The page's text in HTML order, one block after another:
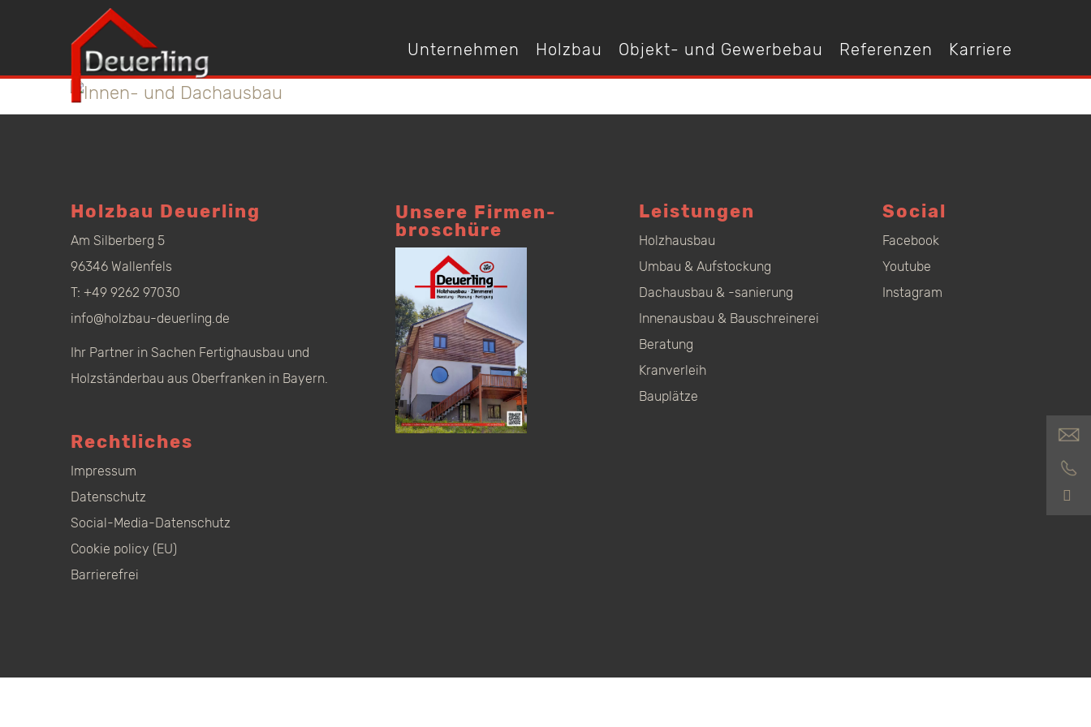
Unternehmen Holzbau Objekt- und Gewerbebau Referenzen Karriere
Holzbau Deuerling
Am Silberberg 5
96346 Wallenfels
T: +49 9262 97030
info@holzbau-deuerling.de
Ihr Partner in Sachen Fertighausbau und
Holzständerbau aus Oberfranken in Bayern.
Rechtliches
Impressum
Datenschutz
Social-Media-Datenschutz
Cookie policy (EU)
Barrierefrei
Unsere Firmen­
broschüre
Leistungen
Holzhausbau
Umbau & Aufstockung
Dachausbau & -sanierung
Innenausbau & Bauschreinerei
Beratung
Kranverleih
Bauplätze
Social
Facebook
Youtube
Instagram